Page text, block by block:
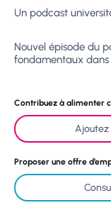
Un podcast
Nouvel épisode du
fondamentaux
Contribuez à alimenter
Ajoutez
Proposer une offre